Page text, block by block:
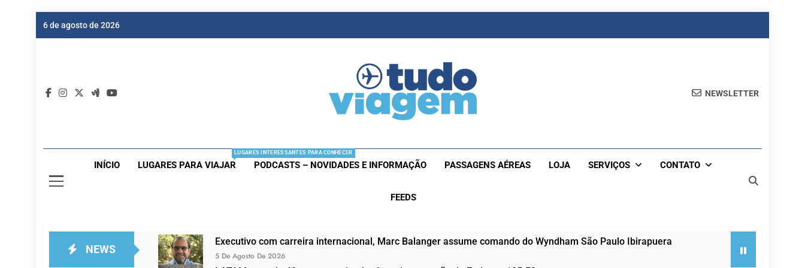
6 de agosto de 2026
NEWSLETTER
INÍCIO LUGARES PARA VIAJAR
LUGARES INTERESSANTES PARA CONHECER
PODCASTS – NOVIDADES E INFORMAÇÃO PASSAGENS AÉREAS LOJA SERVIÇOS CONTATO
FEEDS
NEWS
Executivo com carreira internacional, Marc Balanger assume comando do Wyndham São Paulo Ibirapuera
5 De Agosto De 2026